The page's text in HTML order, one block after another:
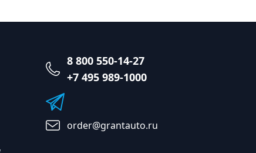
8 800 550-14-27
+7 495 989-1000
order@grantauto.ru